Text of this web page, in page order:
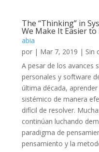
The “Thinking” in
We Make It Easier to
abia
por | Mar 7, 2019 | Sin
A pesar de los avances
personales y software
última década,
sistémico de manera
difícil de resolver.
continúan luchando
paradigma de
pensamiento y la